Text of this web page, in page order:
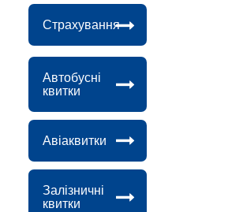
Страхування
Автобусні
квитки
Авіаквитки
Залізничні
квитки